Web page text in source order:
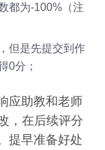
都为-100%（注
但是先提交到作
0分；
应助教和老师
，在后续评分
提早准备好处